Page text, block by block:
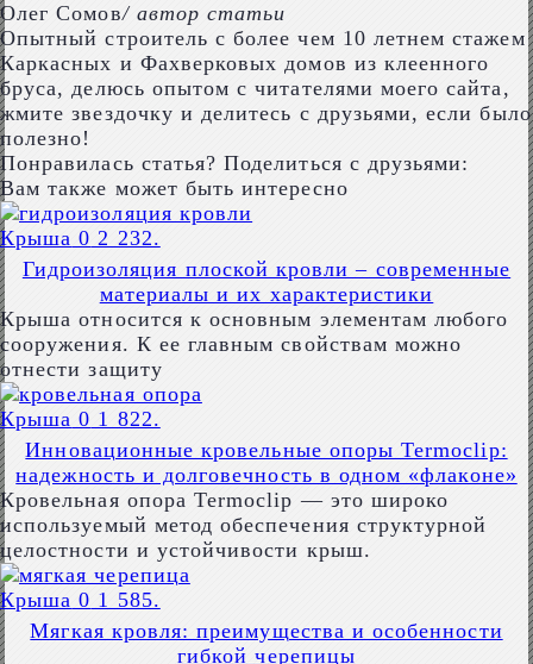
Олег Сомов/ автор статьи
Опытный строитель с более чем 10 летнем стажем
Каркасных и Фахверковых домов из клеенного
бруса, делюсь опытом с читателями моего сайта,
жмите звездочку и делитесь с друзьями, если было
полезно!
Понравилась статья? Поделиться с друзьями:
Вам также может быть интересно
Крыша 0 2 232.
Гидроизоляция плоской кровли – современные
материалы и их характеристики
Крыша относится к основным элементам любого
сооружения. К ее главным свойствам можно
отнести защиту
Крыша 0 1 822.
Инновационные кровельные опоры Termoclip:
надежность и долговечность в одном «флаконе»
Кровельная опора Termoclip — это широко
используемый метод обеспечения структурной
целостности и устойчивости крыш.
Крыша 0 1 585.
Мягкая кровля: преимущества и особенности
гибкой черепицы